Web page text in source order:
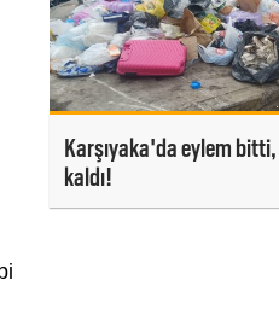
Karşıyaka'da eylem
kaldı!